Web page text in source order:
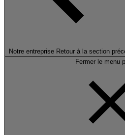
Notre entreprise Retour à la section
Fermer le menu